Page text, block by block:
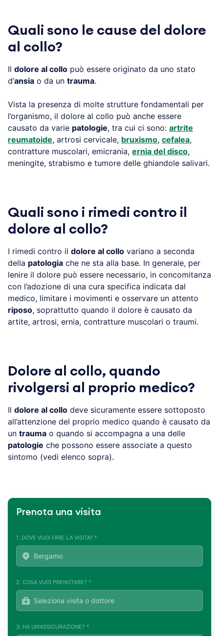
Quali sono le cause del dolore
al collo?
Il dolore al collo può essere originato da uno stato
d’ansia o da un trauma.
Vista la presenza di molte strutture fondamentali per
l’organismo, il dolore al collo può anche essere
causato da varie patologie, tra cui ci sono: artrite
reumatoide, artrosi cervicale, bruxismo, cefalea,
contratture muscolari, emicrania, ernia del disco,
meningite, strabismo e tumore delle ghiandole salivari.
Quali sono i rimedi contro il
dolore al collo?
I rimedi contro il dolore al collo variano a seconda
della patologia che ne sta alla base. In generale, per
lenire il dolore può essere necessario, in concomitanza
con l’adozione di una cura specifica indicata dal
medico, limitare i movimenti e osservare un attento
riposo, soprattutto quando il dolore è causato da
artite, artrosi, ernia, contratture muscolari o traumi.
Dolore al collo, quando
rivolgersi al proprio medico?
Il dolore al collo deve sicuramente essere sottoposto
all’attenzione del proprio medico quando è causato da
un trauma o quando si accompagna a una delle
patologie che possono essere associate a questo
sintomo (vedi elenco sopra).
Prenota una visita
1. DOVE VUOI FARE LA VISITA? *
2. COSA VUOI PRENOTARE? *
3. HA UN'ASSICURAZIONE? *